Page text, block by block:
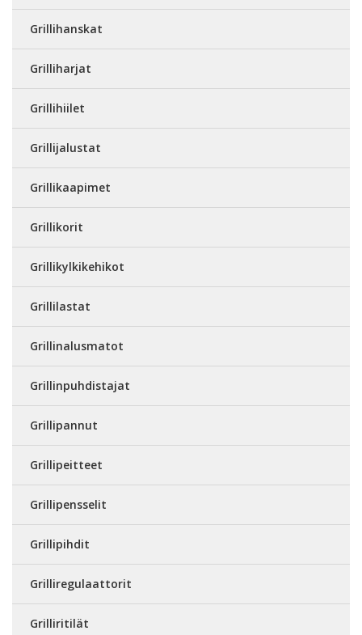
Grillihanskat
Grilliharjat
Grillihiilet
Grillijalustat
Grillikaapimet
Grillikorit
Grillikylkikehikot
Grillilastat
Grillinalusmatot
Grillinpuhdistajat
Grillipannut
Grillipeitteet
Grillipensselit
Grillipihdit
Grilliregulaattorit
Grilliritilät